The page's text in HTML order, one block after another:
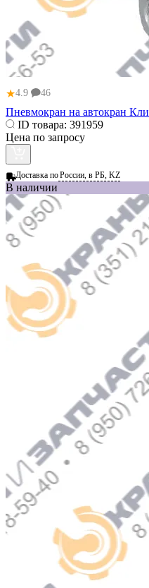
★4.9 46
Пневмокран на автокран
ID товара: 391959
Цена по запросу
Доставка поРоссии, в РБ, KZ
В наличии